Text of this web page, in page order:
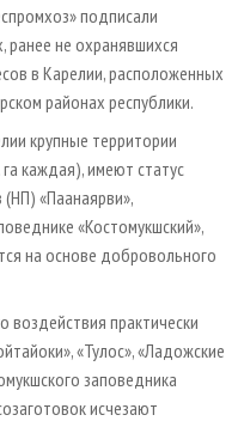
подписали
ранее не охранявшихся
в Карелии, расположенных
районах республики.
крупные территории
каждая), имеют статус
«Паанаярви»,
«Костомукшский»,
на основе добровольного
воздействия практически
«Тулос», «Ладожские
заповедника
исчезают